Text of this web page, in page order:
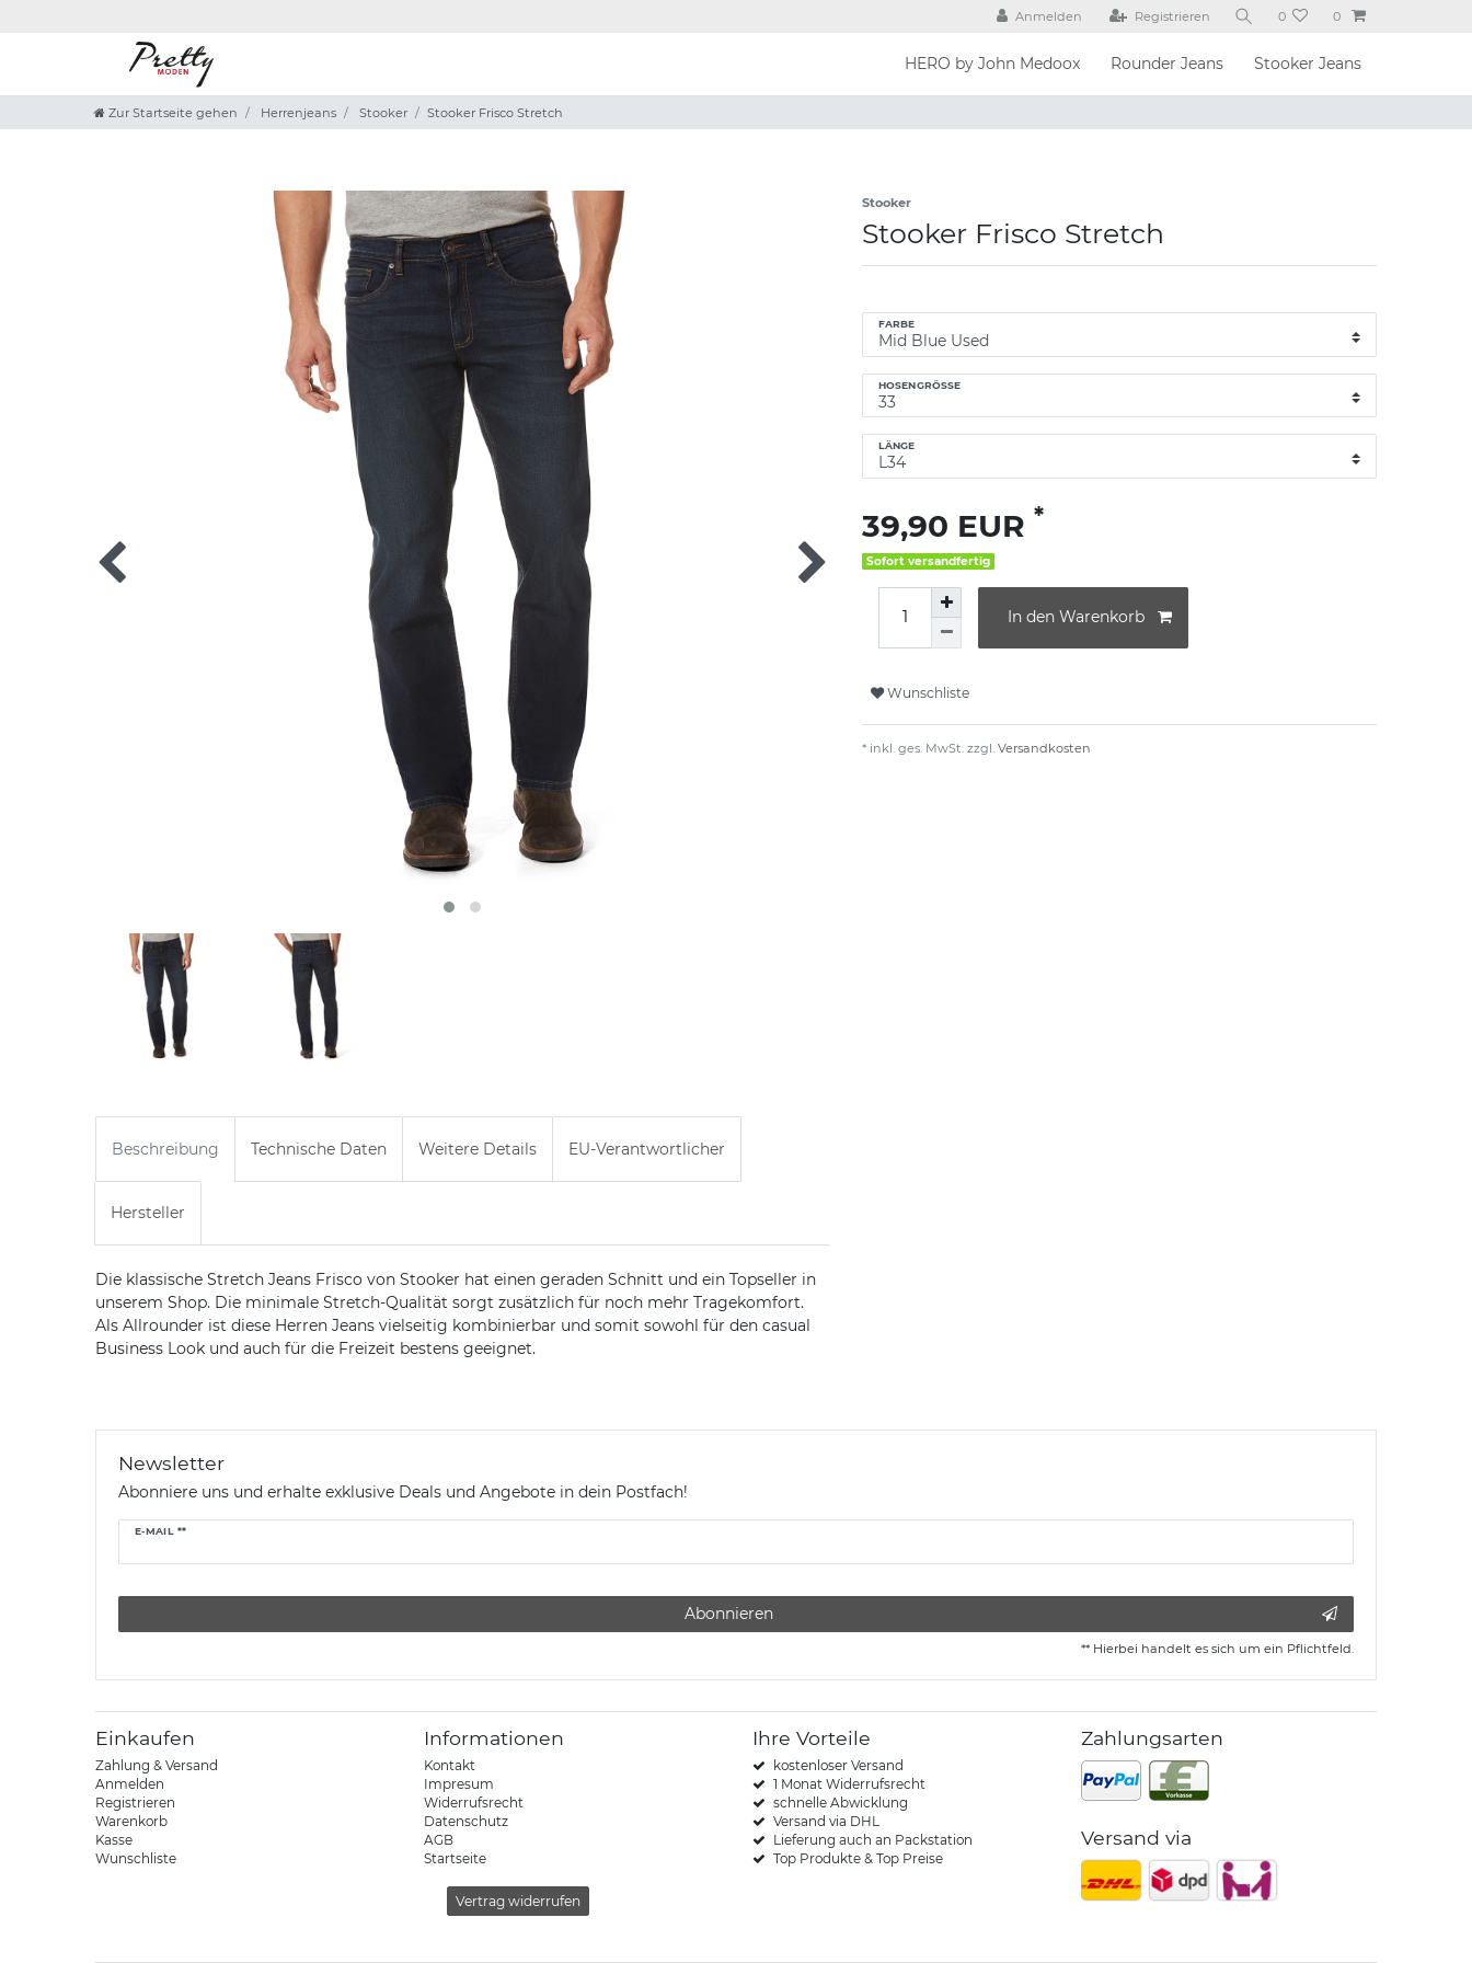
Anmelden Registrieren 0 0
HERO by John Medoox Rounder Jeans Stooker Jeans
Zur Startseite gehen Herrenjeans Stooker Stooker Frisco Stretch
Stooker
Stooker Frisco Stretch
FARBE
HOSENGRÖSSE
LÄNGE
39,90 EUR *
Sofort versandfertig
In den Warenkorb
Wunschliste
* inkl. ges. MwSt. zzgl. Versandkosten
Beschreibung Technische Daten Weitere Details EU-Verantwortlicher
Hersteller
Die klassische Stretch Jeans Frisco von Stooker hat einen geraden Schnitt und ein Topseller in
unserem Shop. Die minimale Stretch-Qualität sorgt zusätzlich für noch mehr Tragekomfort.
Als Allrounder ist diese Herren Jeans vielseitig kombinierbar und somit sowohl für den casual
Business Look und auch für die Freizeit bestens geeignet.
Newsletter
Abonniere uns und erhalte exklusive Deals und Angebote in dein Postfach!
E-MAIL **
Newsletter
Abonnieren
** Hierbei handelt es sich um ein Pflichtfeld.
Einkaufen
Zahlung & Versand
Anmelden
Registrieren
Warenkorb
Kasse
Wunschliste
Informationen
Kontakt
Impresum
Widerrufsrecht
Datenschutz
AGB
Startseite
Vertrag widerrufen
Ihre Vorteile
kostenloser Versand
1 Monat Widerrufsrecht
schnelle Abwicklung
Versand via DHL
Lieferung auch an Packstation
Top Produkte & Top Preise
Zahlungsarten
Versand via